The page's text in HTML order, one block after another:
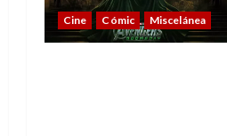
Cine Cómic Miscelánea